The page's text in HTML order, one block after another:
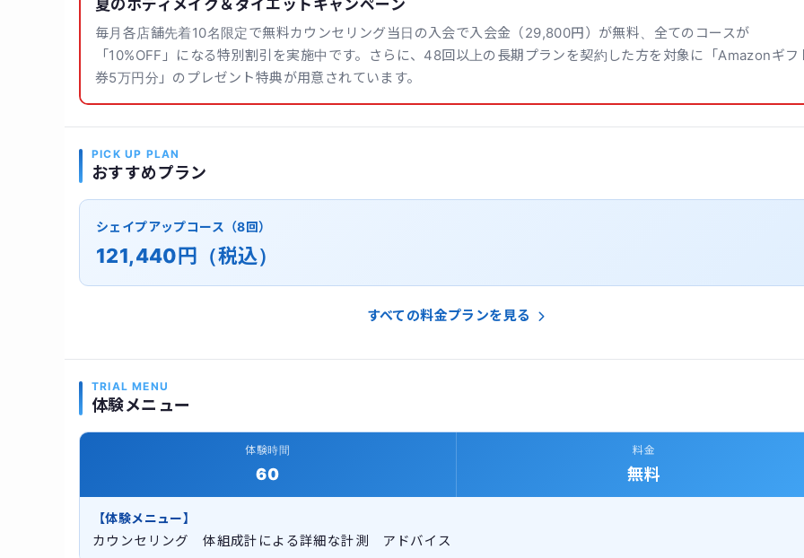
夏のボディメイク＆ダイエットキャンペーン
毎月各店舗先着10名限定で無料カウンセリング当日の入会で入会金（29,800円）が無料、全てのコースが
「10%OFF」になる特別割引を実施中です。さらに、48回以上の長期プランを契約した方を対象に「Amazonギフ
券5万円分」のプレゼント特典が用意されています。
PICK UP PLAN
おすすめプラン
シェイプアップコース（8回）
121,440円（税込）
すべての料金プランを見る
TRIAL MENU
体験メニュー
体験時間
60
料金
無料
【体験メニュー】
カウンセリング 体組成計による詳細な計測 アドバイス